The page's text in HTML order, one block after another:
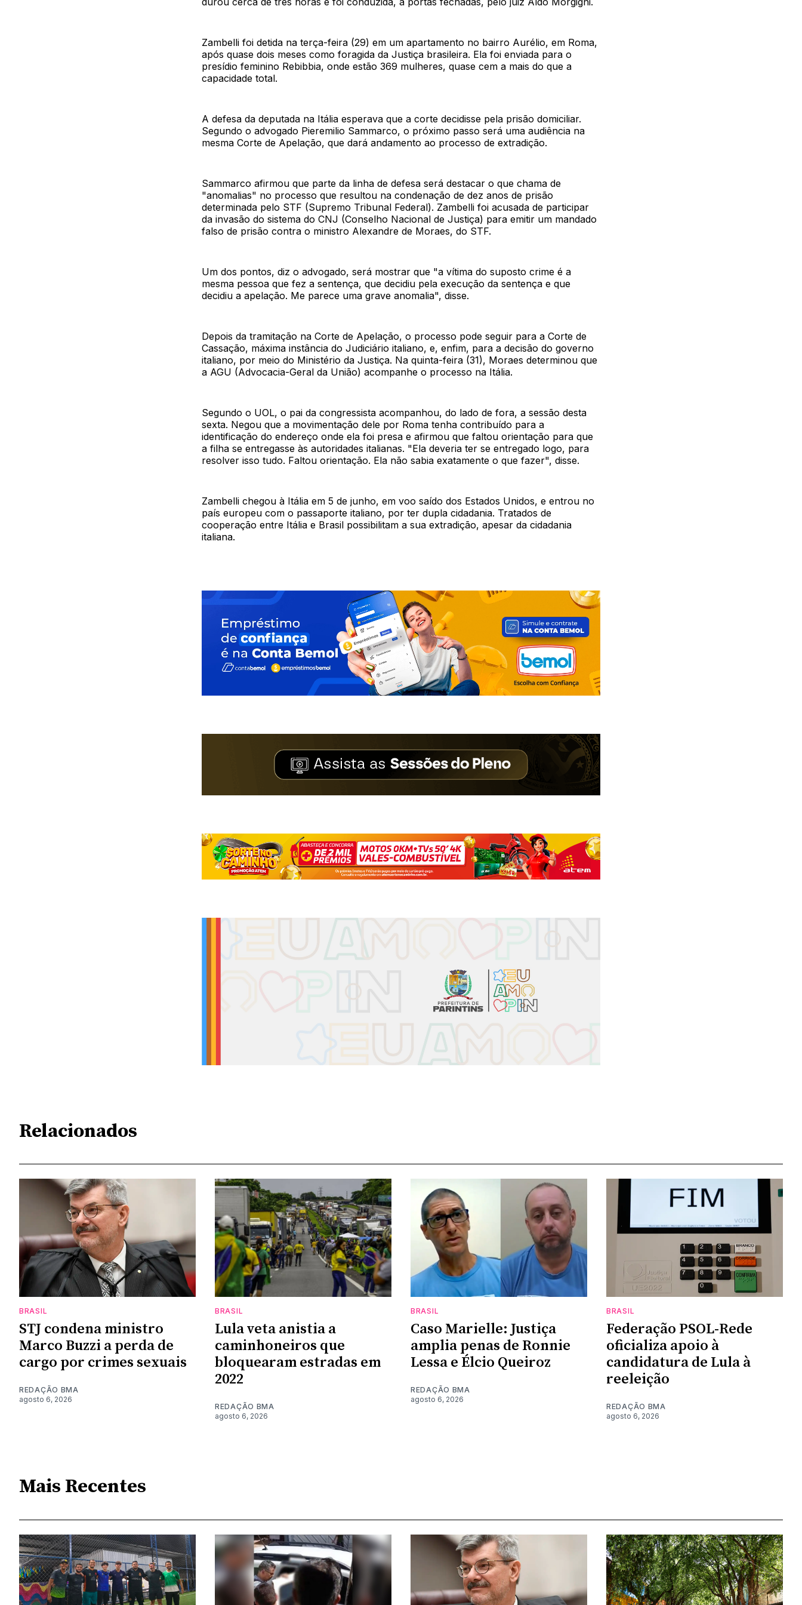
Zambelli foi detida na terça-feira (29) em um apartamento no bairro Aurélio, em Roma,
após quase dois meses como foragida da Justiça brasileira. Ela foi enviada para o
presídio feminino Rebibbia, onde estão 369 mulheres, quase cem a mais do que a
capacidade total.
A defesa da deputada na Itália esperava que a corte decidisse pela prisão domiciliar.
Segundo o advogado Pieremilio Sammarco, o próximo passo será uma audiência na
mesma Corte de Apelação, que dará andamento ao processo de extradição.
Sammarco afirmou que parte da linha de defesa será destacar o que chama de
"anomalias" no processo que resultou na condenação de dez anos de prisão
determinada pelo STF (Supremo Tribunal Federal). Zambelli foi acusada de participar
da invasão do sistema do CNJ (Conselho Nacional de Justiça) para emitir um mandado
falso de prisão contra o ministro Alexandre de Moraes, do STF.
Um dos pontos, diz o advogado, será mostrar que "a vítima do suposto crime é a
mesma pessoa que fez a sentença, que decidiu pela execução da sentença e que
decidiu a apelação. Me parece uma grave anomalia", disse.
Depois da tramitação na Corte de Apelação, o processo pode seguir para a Corte de
Cassação, máxima instância do Judiciário italiano, e, enfim, para a decisão do governo
italiano, por meio do Ministério da Justiça. Na quinta-feira (31), Moraes determinou que
a AGU (Advocacia-Geral da União) acompanhe o processo na Itália.
Segundo o UOL, o pai da congressista acompanhou, do lado de fora, a sessão desta
sexta. Negou que a movimentação dele por Roma tenha contribuído para a
identificação do endereço onde ela foi presa e afirmou que faltou orientação para que
a filha se entregasse às autoridades italianas. "Ela deveria ter se entregado logo, para
resolver isso tudo. Faltou orientação. Ela não sabia exatamente o que fazer", disse.
Zambelli chegou à Itália em 5 de junho, em voo saído dos Estados Unidos, e entrou no
país europeu com o passaporte italiano, por ter dupla cidadania. Tratados de
cooperação entre Itália e Brasil possibilitam a sua extradição, apesar da cidadania
italiana.
Relacionados
BRASIL
STJ condena ministro
Marco Buzzi a perda de
cargo por crimes sexuais
REDAÇÃO BMA
agosto 6, 2026
BRASIL
Lula veta anistia a
caminhoneiros que
bloquearam estradas em
2022
REDAÇÃO BMA
agosto 6, 2026
BRASIL
Caso Marielle: Justiça
amplia penas de Ronnie
Lessa e Élcio Queiroz
REDAÇÃO BMA
agosto 6, 2026
BRASIL
Federação PSOL-Rede
oficializa apoio à
candidatura de Lula à
reeleição
REDAÇÃO BMA
agosto 6, 2026
Mais Recentes